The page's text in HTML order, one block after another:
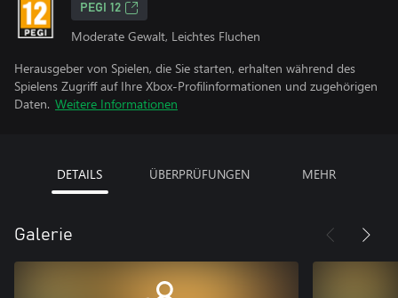
PEGI 12
Moderate Gewalt, Leichtes Fluchen
Herausgeber von Spielen, die Sie starten, erhalten während des
Spielens Zugriff auf Ihre Xbox-Profilinformationen und zugehörigen
Daten. Weitere Informationen
DETAILS ÜBERPRÜFUNGEN MEHR
Galerie